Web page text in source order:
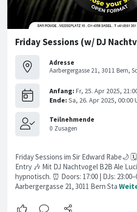
Adresse
Aarbergergasse 21, 3011 Bern,
Friday Sessions im Sir Edward Rabe🌙 🗓
Entry 🎶 Mit DJ Nachtvogel B2B Ale
hypnotisch. ⏰ Doors: 17:00 | DJs:
Aarbergergasse 21, 3011 Bern Sta